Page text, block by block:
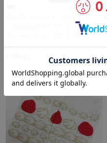
「横浜DeNAベイスターズコラ
ボレーション DB.スターマ